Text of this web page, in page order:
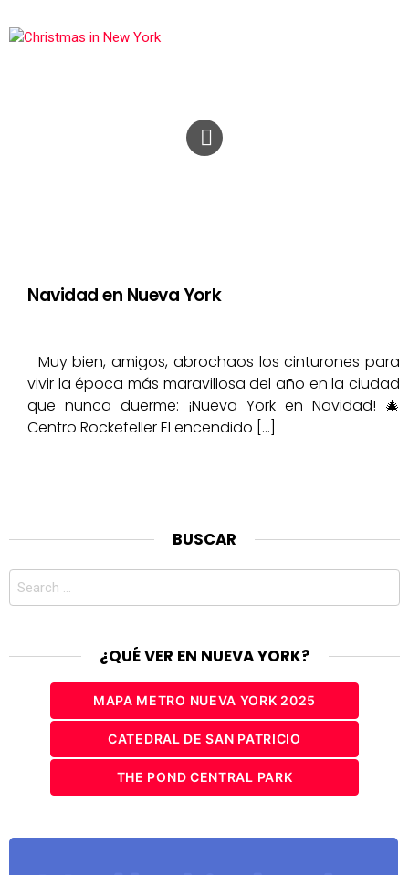
Navidad en Nueva York
Muy bien, amigos, abrochaos los cinturones para
vivir la época más maravillosa del año en la ciudad
que nunca duerme: ¡Nueva York en Navidad! 🎄
Centro Rockefeller El encendido […]
BUSCAR
Search
¿QUÉ VER EN NUEVA YORK?
MAPA METRO NUEVA YORK 2025
CATEDRAL DE SAN PATRICIO
THE POND CENTRAL PARK